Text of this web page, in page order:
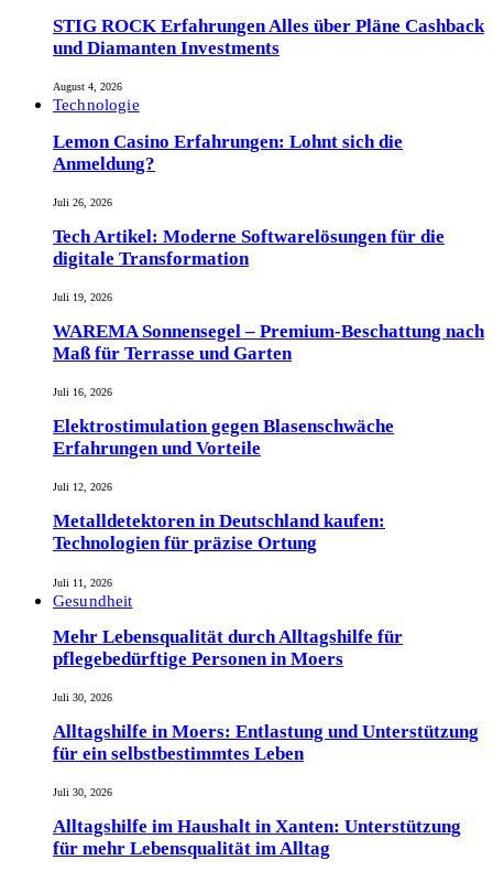
STIG ROCK Erfahrungen Alles über Pläne Cashback
und Diamanten Investments
August 4, 2026
Technologie
Lemon Casino Erfahrungen: Lohnt sich die
Anmeldung?
Juli 26, 2026
Tech Artikel: Moderne Softwarelösungen für die
digitale Transformation
Juli 19, 2026
WAREMA Sonnensegel – Premium-Beschattung nach
Maß für Terrasse und Garten
Juli 16, 2026
Elektrostimulation gegen Blasenschwäche
Erfahrungen und Vorteile
Juli 12, 2026
Metalldetektoren in Deutschland kaufen:
Technologien für präzise Ortung
Juli 11, 2026
Gesundheit
Mehr Lebensqualität durch Alltagshilfe für
pflegebedürftige Personen in Moers
Juli 30, 2026
Alltagshilfe in Moers: Entlastung und Unterstützung
für ein selbstbestimmtes Leben
Juli 30, 2026
Alltagshilfe im Haushalt in Xanten: Unterstützung
für mehr Lebensqualität im Alltag